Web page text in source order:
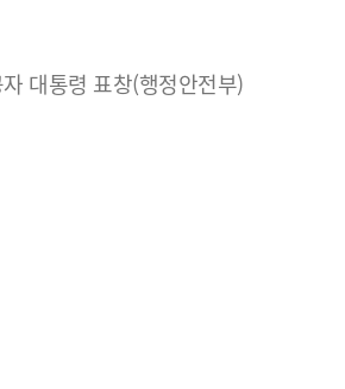
대통령 표창(행정안전부)